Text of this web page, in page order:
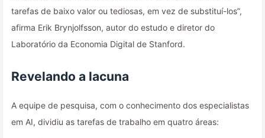
tarefas de baixo valor ou tediosas, em vez de substituí-los”,
afirma Erik Brynjolfsson, autor do estudo e diretor do
Laboratório da Economia Digital de Stanford.
Revelando a lacuna
A equipe de pesquisa, com o conhecimento dos especialistas
em AI, dividiu as tarefas de trabalho em quatro áreas: